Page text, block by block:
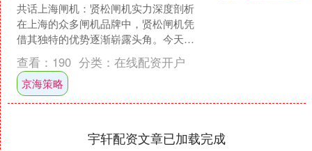
共话上海闸机：贤松闸机实力深度剖析
在上海的众多闸机品牌中，贤松闸机凭
借其独特的优势逐渐崭露头角。今天，
我们就来深入分析贤松闸机的技术实
力、可靠性以及应急处理能....
查看： 190 分类： 在线配资开户
京海策略
宇轩配资文章已加载完成